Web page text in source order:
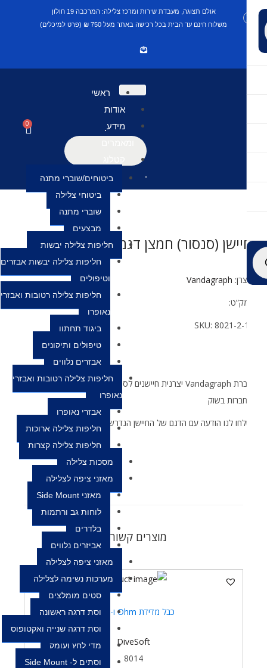
אולם תצוגה, מעבדת שירות ומרכז צלילה: המרכבה 19 חולון
משלוח חינם עד הבית בכל רכישה באתר מעל 750 ₪ (פרט למיכלים)
ראשי
אודות
מידע
ומאמרים
קטלוג
ביטוחים/שוברי מתנה
ביטוחי צלילה
שוברי מתנה
מבצעים
חליפות צלילה יבשות
חליפות צלילה יבשות אבזרים
וטיפולים
חליפות צלילה רטובות ואבזרי
נאופרן
ביגוד תחתון
טיפולים ותיקונים
אבזרים נלווים
חליפות צלילה רטובות ואבזרי
נאופרן
אבזרי נאופרן
חליפות צלילה ארוכות
חליפות צלילה קצרות
מסכות צלילה
מאזני ציפה לצלילה
מאזני Side Mount
לוחות גב ורתמות
בלדרים
אביזרים נלווים
מאזני ציפה לצלילה
מערכות נשימה לצלילה
סטים מומלצים
וסת דרגה ראשונה
וסת דרגה שנייה ואקטופוס
מדי לחץ ועומק
וסתים ל- Side Mount
(סנסור) חמצן דגמים שונים
Vandagraph
SKU: 8021-2-
חברת Vandagraph יצרנית חיישנים לסוגים שונים של אנלייזרים מכל
בשוק
לנו הודעה עם הדגם של החיישן הנדרש ונשמח לסייע
מוצרים קשורים
כבל מדידת Ohm ו- Volt
DiveSoft